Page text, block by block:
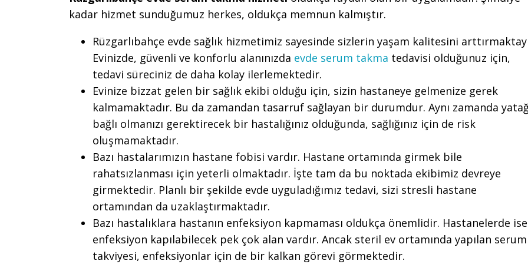
kadar hizmet sunduğumuz herkes, oldukça memnun kalmıştır.
Rüzgarlıbahçe evde sağlık hizmetimiz sayesinde sizlerin yaşam kalitesini
Evinizde, güvenli ve konforlu alanınızda evde serum takma tedavisi olduğunuz için,
tedavi süreciniz de daha kolay ilerlemektedir.
Evinize bizzat gelen bir sağlık ekibi olduğu için, sizin hastaneye gelmenize gerek
kalmamaktadır. Bu da zamandan tasarruf sağlayan bir durumdur. Aynı zamanda
bağlı olmanızı gerektirecek bir hastalığınız olduğunda, sağlığınız için de risk
oluşmamaktadır.
Bazı hastalarımızın hastane fobisi vardır. Hastane ortamında girmek bile
rahatsızlanması için yeterli olmaktadır. İşte tam da bu noktada ekibimiz devreye
girmektedir. Planlı bir şekilde evde uyguladığımız tedavi, sizi stresli hastane
ortamından da uzaklaştırmaktadır.
Bazı hastalıklara hastanın enfeksiyon kapmaması oldukça önemlidir. Hastanelerde ise
enfeksiyon kapılabilecek pek çok alan vardır. Ancak steril ev ortamında yapılan serum
takviyesi, enfeksiyonlar için de bir kalkan görevi görmektedir.